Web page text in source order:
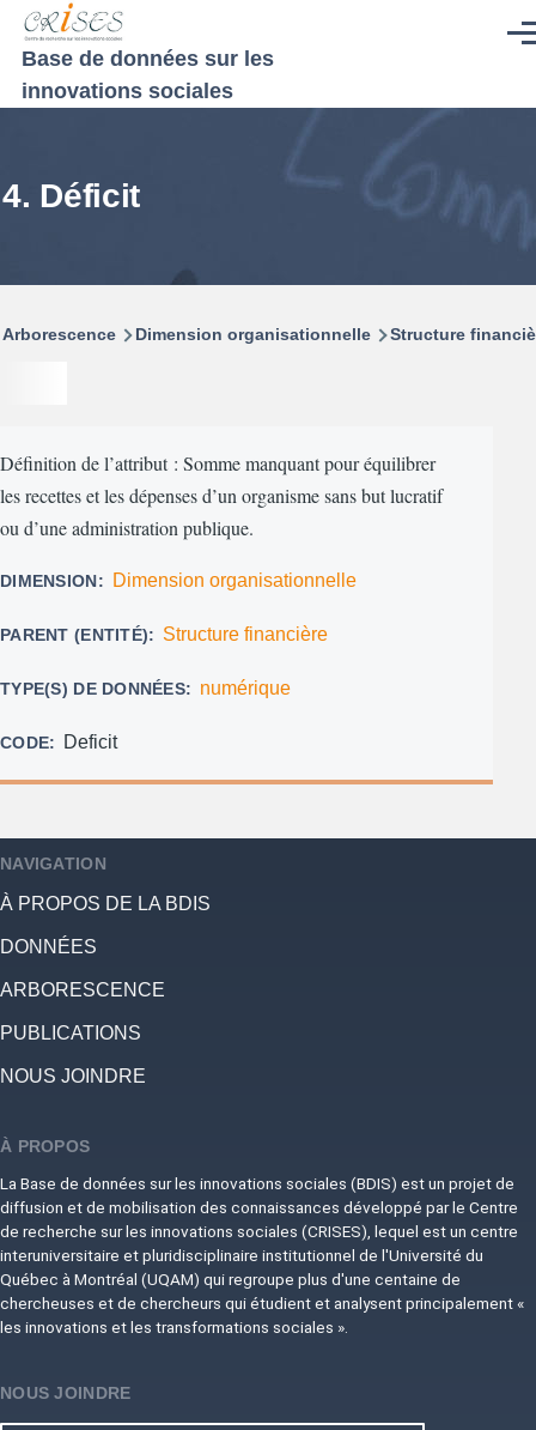
Aller au contenu principal
Base de données sur les
innovations sociales
4. Déficit
Fil
Arborescence Dimension organisationnelle Structure
Définition de l’attribut : Somme manquant pour équilibrer
les recettes et les dépenses d’un organisme sans but lucratif
ou d’une administration publique.
DIMENSION Dimension organisationnelle
PARENT (ENTITÉ) Structure financière
TYPE(S) DE DONNÉES numérique
CODE Deficit
NAVIGATION
À PROPOS DE LA BDIS
DONNÉES
ARBORESCENCE
PUBLICATIONS
NOUS JOINDRE
À PROPOS
La Base de données sur les innovations sociales (BDIS) est un projet de
diffusion et de mobilisation des connaissances développé par le Centre
de recherche sur les innovations sociales (CRISES), lequel est un centre
interuniversitaire et pluridisciplinaire institutionnel de l'Université du
Québec à Montréal (UQAM) qui regroupe plus d'une centaine de
chercheuses et de chercheurs qui étudient et analysent principalement «
les innovations et les transformations sociales ».
NOUS JOINDRE